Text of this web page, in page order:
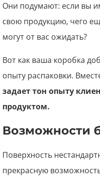
Они подумают: если вы
свою продукцию, чего
могут от вас ожидать?
Вот как ваша коробка
опыту распаковки.
задает тон опыту
продуктом.
Возможности
Поверхность
прекрасную